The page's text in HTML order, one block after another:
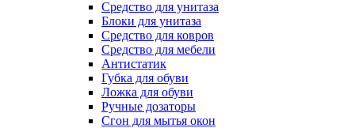
Средство для унитаза
Блоки для унитаза
Средство для ковров
Средство для мебели
Антистатик
Губка для обуви
Ложка для обуви
Ручные дозаторы
Сгон для мытья окон